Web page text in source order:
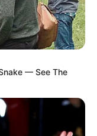
— See The